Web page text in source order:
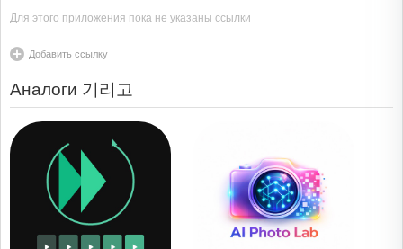
Для этого приложения пока не указаны ссылки
Добавить ссылку
Аналоги 기리고